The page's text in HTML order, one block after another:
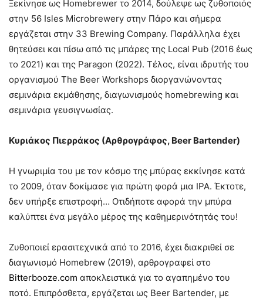
Ξεκίνησε ως Homebrewer το 2014, δούλεψε ως ζυθοποιός
στην 56 Isles Microbrewery στην Πάρο και σήμερα
εργάζεται στην 33 Brewing Company. Παράλληλα έχει
θητεύσει και πίσω από τις μπάρες της Local Pub (2016 έως
το 2021) και της Paragon (2022). Τέλος, είναι ιδρυτής του
οργανισμού The Beer Workshops διοργανώνοντας
σεμινάρια εκμάθησης, διαγωνισμούς homebrewing και
σεμινάρια γευσιγνωσίας.
Κυριάκος Πιερράκος (Αρθρογράφος, Beer Bartender)
Η γνωριμία του με τον κόσμο της μπύρας εκκίνησε κατά
το 2009, όταν δοκίμασε για πρώτη φορά μια IPA. Έκτοτε,
δεν υπήρξε επιστροφή… Οτιδήποτε αφορά την μπύρα
καλύπτει ένα μεγάλο μέρος της καθημερινότητάς του!
Ζυθοποιεί ερασιτεχνικά από το 2016, έχει διακριθεί σε
διαγωνισμό Homebrew (2019), αρθρογραφεί στο
Bitterbooze.com αποκλειστικά για το αγαπημένο του
ποτό. Επιπρόσθετα, εργάζεται ως Beer Bartender, με